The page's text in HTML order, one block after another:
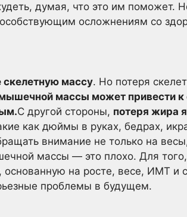
думая, что это им поможет.
осложнениям со
скелетную массу. Но потеря
массы может привести к
С другой стороны, потеря жира
как дюймы в руках, бедрах,
внимание не только на
массы — это плохо. Для того,
на росте, весе, ИМТ и
проблемы в будущем.